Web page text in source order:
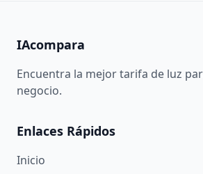
IAcompara
Encuentra la mejor tarifa de luz
negocio.
Enlaces Rápidos
Inicio